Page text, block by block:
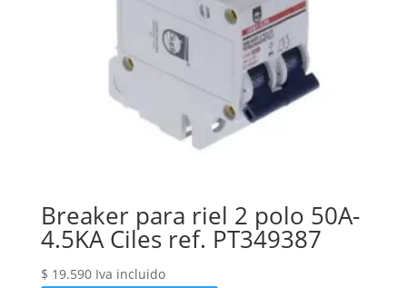
Breaker para riel 2 polo 50A-
4.5KA Ciles ref. PT349387
$ 19.590 Iva incluido